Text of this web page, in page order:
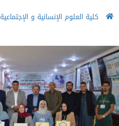
كلية العلوم الإنسانية و الإجتماعية